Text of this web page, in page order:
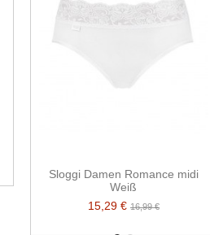
Sloggi Damen Romance midi
Weiß
15,29 € 16,99 €